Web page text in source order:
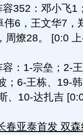
352：邓小飞1
6，王文华7，
周燎28。 [0:0
：1-宗垒；2-
；6-王栋、19-
、10-达扎吉
春亚泰首发 双